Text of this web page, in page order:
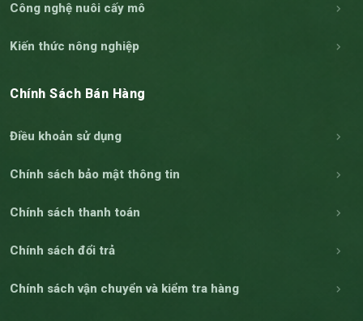
Công nghệ nuôi cấy mô
Kiến thức nông nghiệp
Chính Sách Bán Hàng
Điều khoản sử dụng
Chính sách bảo mật thông tin
Chính sách thanh toán
Chính sách đổi trả
Chính sách vận chuyển và kiểm tra hàng